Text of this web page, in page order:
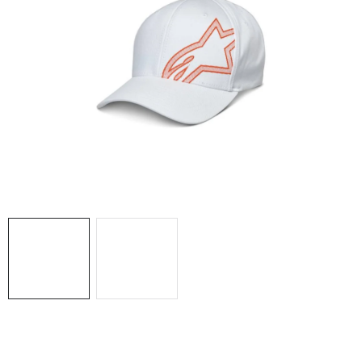
NÁPLNĚ A KAPALINY
Moje objednávka Kontakt
Reklamace a vrácení zboží